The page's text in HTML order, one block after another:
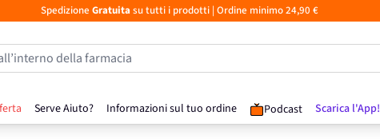
Spedizione Gratuita su tutti i prodotti| Ordine minimo 24,90 €
Serve Aiuto? Informazioni sul tuo ordine Podcast Scarica l'App!
della farmacia